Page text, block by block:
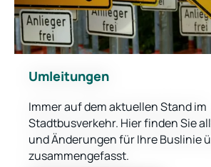
Umleitungen
Immer auf dem aktuellen Stand im
Stadtbusverkehr. Hier finden Sie
und Änderungen für Ihre Buslinie
zusammengefasst.